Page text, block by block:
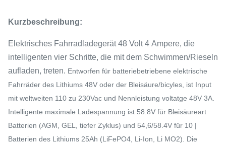
Kurzbeschreibung:
Elektrisches Fahrradladegerät 48 Volt 4 Ampere, die
intelligenten vier Schritte, die mit dem Schwimmen/Rieseln
aufladen, treten. Entworfen für batteriebetriebene elektrische
Fahrräder des Lithiums 48V oder der Bleisäure/bicyles, ist Input
mit weltweiten 110 zu 230Vac und Nennleistung voltatge 48V 3A.
Intelligente maximale Ladespannung ist 58.8V für Bleisäureart
Batterien (AGM, GEL, tiefer Zyklus) und 54,6/58.4V für 10 |
Batterien des Lithiums 25Ah (LiFePO4, Li-Ion, Li MO2). Die